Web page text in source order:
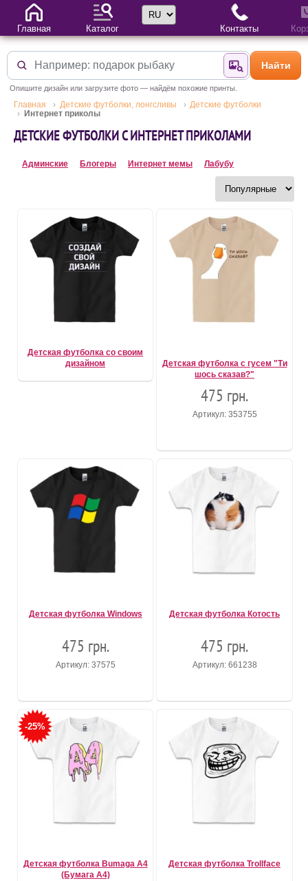
Найти поНайти
Опишите дизайн или загрузите фото — найдём похожие принты.
Главная Детские футболки, лонгсливы
Детские футболки
Интернет приколы
ДЕТСКИЕ ФУТБОЛКИ С ИНТЕРНЕТ ПРИКОЛАМИ
Админские Блогеры Интернет мемы Лабубу
Детская футболка со своим
дизайном
Детская футболка с гусем "Ти
шось сказав?"
475 грн.
Артикул: 353755
Детская футболка Windows
475 грн.
Артикул: 37575
Детская футболка Котость
475 грн.
Артикул: 661238
-25%
Детская футболка Bumaga A4
(Бумага А4)
Детская футболка Trollface
Главная Каталог
Выбор языка
Контакты